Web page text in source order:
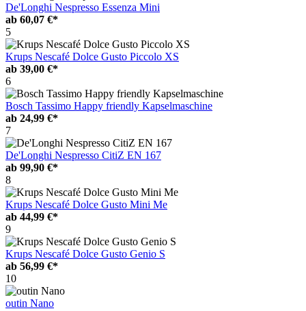
De'Longhi Nespresso Essenza Mini
ab 60,07 €*
5
Krups Nescafé Dolce Gusto Piccolo XS
ab 39,00 €*
6
Bosch Tassimo Happy friendly Kapselmaschine
ab 24,99 €*
7
De'Longhi Nespresso CitiZ EN 167
ab 99,90 €*
8
Krups Nescafé Dolce Gusto Mini Me
ab 44,99 €*
9
Krups Nescafé Dolce Gusto Genio S
ab 56,99 €*
10
outin Nano